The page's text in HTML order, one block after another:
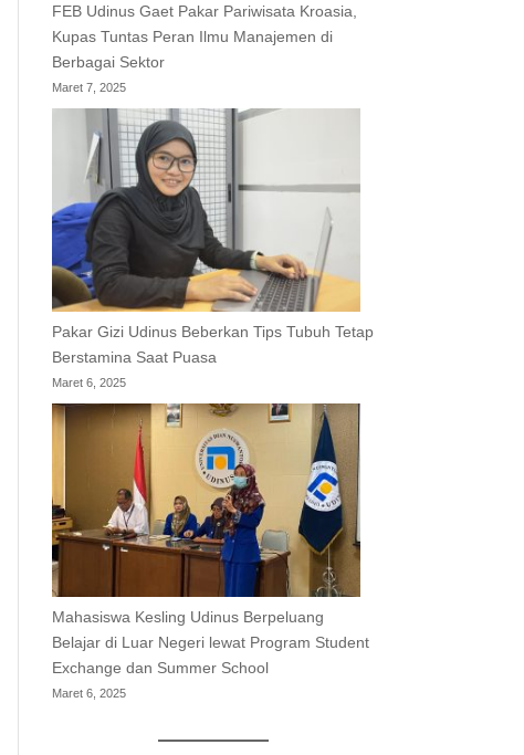
FEB Udinus Gaet Pakar Pariwisata Kroasia,
Kupas Tuntas Peran Ilmu Manajemen di
Berbagai Sektor
Maret 7, 2025
Pakar Gizi Udinus Beberkan Tips Tubuh Tetap
Berstamina Saat Puasa
Maret 6, 2025
Mahasiswa Kesling Udinus Berpeluang
Belajar di Luar Negeri lewat Program Student
Exchange dan Summer School
Maret 6, 2025